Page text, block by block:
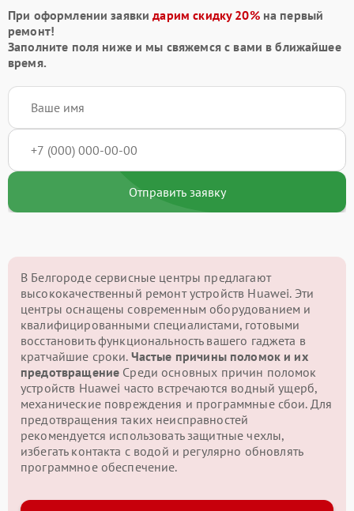
При оформлении заявкидарим скидку 20%на первый
ремонт!
Заполните поля ниже и мы свяжемся с вами в ближайшее
время.
Отправить заявку
В Белгороде сервисные центры предлагают
высококачественный ремонт устройств Huawei. Эти
центры оснащены современным оборудованием и
квалифицированными специалистами, готовыми
восстановить функциональность вашего гаджета в
кратчайшие сроки. Частые причины поломок и их
предотвращение Среди основных причин поломок
устройств Huawei часто встречаются водный ущерб,
механические повреждения и программные сбои. Для
предотвращения таких неисправностей
рекомендуется использовать защитные чехлы,
избегать контакта с водой и регулярно обновлять
программное обеспечение.